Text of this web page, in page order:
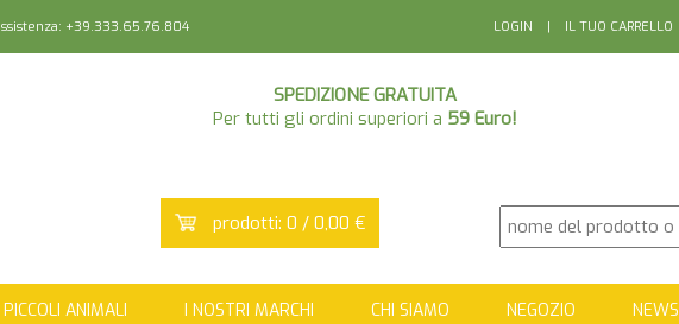
+39.333.65.76.804 LOGIN | IL TUO CARRELLO
prodotti: 0 / 0,00 €
SPEDIZIONE GRATUITA
Per tutti gli ordini superiori a 59 Euro!
PICCOLI ANIMALI I NOSTRI MARCHI CHI SIAMO NEGOZIO NEWS